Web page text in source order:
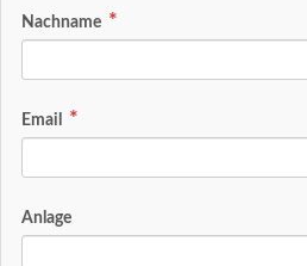
Nachname
Email
Anlage